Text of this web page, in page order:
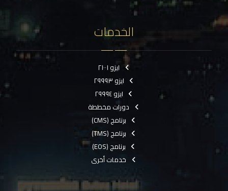
الخدمات
ايزو ٢١٠٠١
ايزو ٢٩٩٩٣
ايزو ٢٩٩٩٤
دورات مخططة
برنامج (CMS)
برنامج (TMS)
برنامج (EOS)
خدمات أخرى